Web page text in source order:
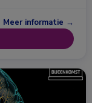
Meer informatie →